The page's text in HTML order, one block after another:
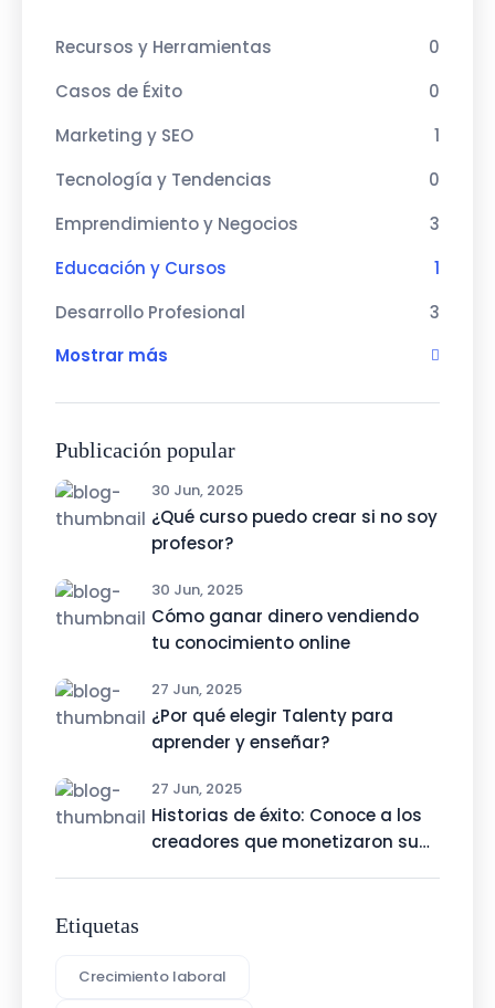
Recursos y Herramientas
0
Casos de Éxito
0
Marketing y SEO
1
Tecnología y Tendencias
0
Emprendimiento y Negocios
3
Educación y Cursos
1
Desarrollo Profesional
3
Mostrar más
Publicación popular
30 Jun, 2025
¿Qué curso puedo crear si no soy
profesor?
30 Jun, 2025
Cómo ganar dinero vendiendo
tu conocimiento online
27 Jun, 2025
¿Por qué elegir Talenty para
aprender y enseñar?
27 Jun, 2025
Historias de éxito: Conoce a los
creadores que monetizaron su
Etiquetas
Crecimiento laboral